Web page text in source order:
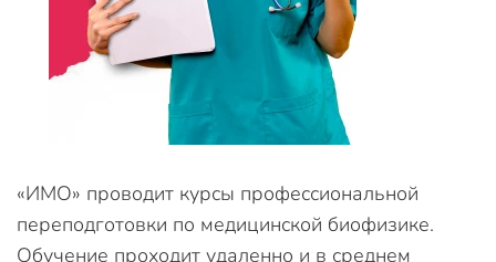
«ИМО» проводит курсы профессиональной
переподготовки по медицинской биофизике.
Обучение проходит удаленно и в среднем